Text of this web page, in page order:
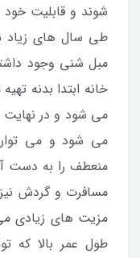
شوند و قابلیت
طی سال های زیاد
مبل شنی وجود
خانه ابتدا بدنه
می شود و در نهایت
می شود و می
منعطف را به دست
مسافرت و گردش نیز
مزیت های زیادی
طول عمر بالا که